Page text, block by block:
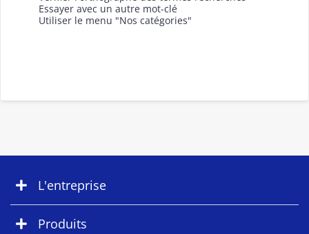
Essayer avec un autre mot-clé
Utiliser le menu "Nos catégories"
L'entreprise
Produits